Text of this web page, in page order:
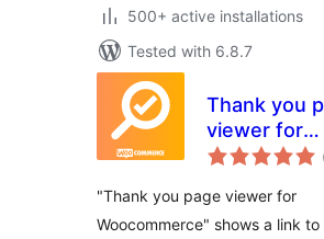
500+ active installations
Tested with 6.8.7
Thank you
viewer for
"Thank you page viewer for
Woocommerce" shows a link